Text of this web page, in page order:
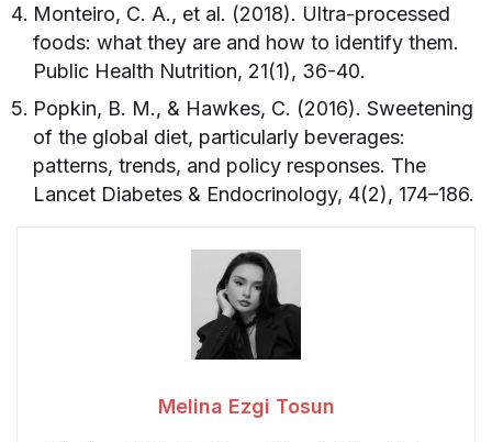
Monteiro, C. A., et al. (2018). Ultra-processed
foods: what they are and how to identify them.
Public Health Nutrition, 21(1), 36-40.
Popkin, B. M., & Hawkes, C. (2016). Sweetening
of the global diet, particularly beverages:
patterns, trends, and policy responses. The
Lancet Diabetes & Endocrinology, 4(2), 174–186.
Melina Ezgi Tosun